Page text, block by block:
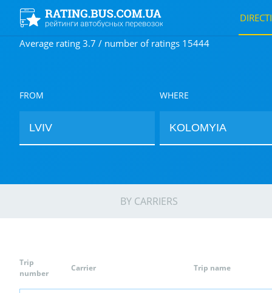
Average rating 3.7 / number of ratings 15444
FROM WHERE
BY CARRIERS
Trip
number
Carrier Trip name